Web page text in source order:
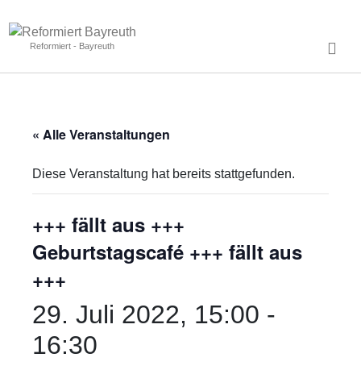
Reformiert - Bayreuth
« Alle Veranstaltungen
Diese Veranstaltung hat bereits stattgefunden.
+++ fällt aus +++
Geburtstagscafé +++ fällt aus
+++
29. Juli 2022, 15:00 -
16:30